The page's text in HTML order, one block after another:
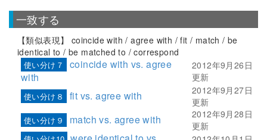
一致する
【類似表現】 coincide with / agree with / fit / match / be
identical to / be matched to / correspond
使い分け７
coincide with vs. agree
with
2012年9月26日
更新
使い分け８ fit vs. agree with
2012年9月27日
更新
使い分け９ match vs. agree with
2012年9月28日
更新